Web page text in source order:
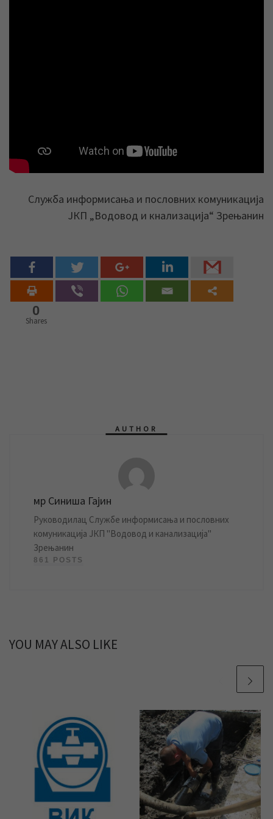
Служба информисања и пословних комуникација
ЈКП „Водовод и кнализација“ Зрењанин
0
Shares
AUTHOR
мр Синиша Гајин
Руководилац Службе информисања и пословних
комуникација ЈКП "Водовод и канализација"
Зрењанин
861 POSTS
YOU MAY ALSO LIKE